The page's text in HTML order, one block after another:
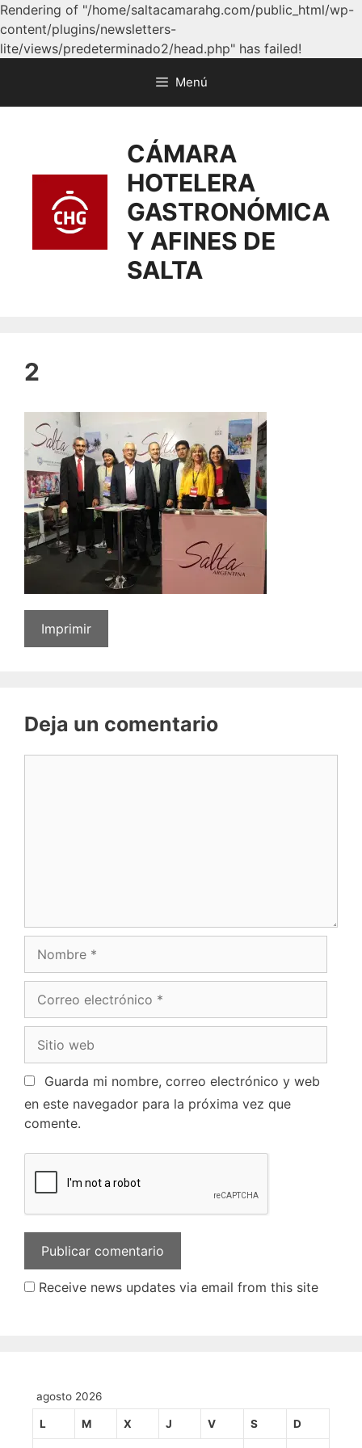
Rendering of "/home/saltacamarahg.com/public_html/wp-
content/plugins/newsletters-
lite/views/predeterminado2/head.php" has failed!
Menú
CÁMARA
HOTELERA
GASTRONÓMICA
Y AFINES DE
SALTA
2
Imprimir
Deja un comentario
Guarda mi nombre, correo electrónico y web
en este navegador para la próxima vez que
comente.
Receive news updates via email from this site
agosto 2026
L M X J V S D